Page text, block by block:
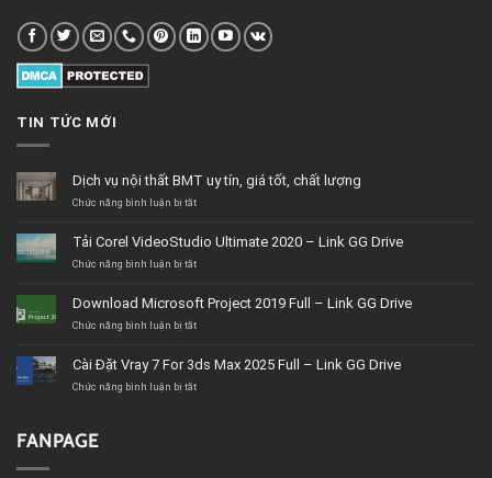
TIN TỨC MỚI
Dịch vụ nội thất BMT uy tín, giá tốt, chất lượng
Chức năng bình luận bị tắtở
nội
thất
tín,
giá
lượng
Tải Corel VideoStudio Ultimate 2020 – Link GG Drive
Chức năng bình luận bị tắtở
VideoStudio
Ultimate
Link
GG
Download Microsoft Project 2019 Full – Link GG Drive
Chức năng bình luận bị tắtở
Project
2019
Cài Đặt Vray 7 For 3ds Max 2025 Full – Link GG Drive
Chức năng bình luận bị tắtở
FANPAGE